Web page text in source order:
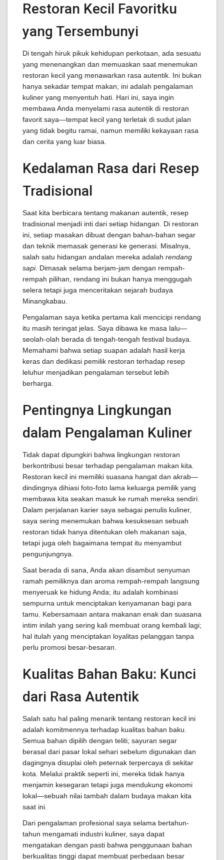
Restoran Kecil Favoritku
yang Tersembunyi
Di tengah hiruk pikuk kehidupan perkotaan, ada sesuatu
yang menenangkan dan memuaskan saat menemukan
restoran kecil yang menawarkan rasa autentik. Ini bukan
hanya sekadar tempat makan; ini adalah pengalaman
kuliner yang menyentuh hati. Hari ini, saya ingin
membawa Anda menyelami rasa autentik di restoran
favorit saya—tempat kecil yang terletak di sudut jalan
yang tidak begitu ramai, namun memiliki kekayaan rasa
dan cerita yang luar biasa.
Kedalaman Rasa dari Resep
Tradisional
Saat kita berbicara tentang makanan autentik, resep
tradisional menjadi inti dari setiap hidangan. Di restoran
ini, setiap masakan dibuat dengan bahan-bahan segar
dan teknik memasak generasi ke generasi. Misalnya,
salah satu hidangan andalan mereka adalah rendang
sapi. Dimasak selama berjam-jam dengan rempah-
rempah pilihan, rendang ini bukan hanya menggugah
selera tetapi juga menceritakan sejarah budaya
Minangkabau.
Pengalaman saya ketika pertama kali mencicipi rendang
itu masih teringat jelas. Saya dibawa ke masa lalu—
seolah-olah berada di tengah-tengah festival budaya.
Memahami bahwa setiap suapan adalah hasil kerja
keras dan dedikasi pemilik restoran terhadap resep
leluhur menjadikan pengalaman tersebut lebih
berharga.
Pentingnya Lingkungan
dalam Pengalaman Kuliner
Tidak dapat dipungkiri bahwa lingkungan restoran
berkontribusi besar terhadap pengalaman makan kita.
Restoran kecil ini memiliki suasana hangat dan akrab—
dindingnya dihiasi foto-foto lama keluarga pemilik yang
membawa kita seakan masuk ke rumah mereka sendiri.
Dalam perjalanan karier saya sebagai penulis kuliner,
saya sering menemukan bahwa kesuksesan sebuah
restoran tidak hanya ditentukan oleh makanan saja,
tetapi juga oleh bagaimana tempat itu menyambut
pengunjungnya.
Saat berada di sana, Anda akan disambut senyuman
ramah pemiliknya dan aroma rempah-rempah langsung
menyeruak ke hidung Anda; itu adalah kombinasi
sempurna untuk menciptakan kenyamanan bagi para
tamu. Kebersamaan antara makanan enak dan suasana
intim inilah yang sering kali membuat orang kembali lagi;
hal itulah yang menciptakan loyalitas pelanggan tanpa
perlu promosi besar-besaran.
Kualitas Bahan Baku: Kunci
dari Rasa Autentik
Salah satu hal paling menarik tentang restoran kecil ini
adalah komitmennya terhadap kualitas bahan baku.
Semua bahan dipilih dengan teliti; sayuran segar
berasal dari pasar lokal sehari sebelum digunakan dan
dagingnya disuplai oleh peternak terpercaya di sekitar
kota. Melalui praktik seperti ini, mereka tidak hanya
menjamin kesegaran tetapi juga mendukung ekonomi
lokal—sebuah nilai tambah dalam budaya makan kita
saat ini.
Dari pengalaman profesional saya selama bertahun-
tahun mengamati industri kuliner, saya dapat
mengatakan dengan pasti bahwa penggunaan bahan
berkualitas tinggi dapat membuat perbedaan besar